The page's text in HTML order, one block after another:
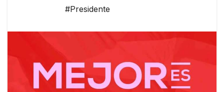
#Presidente